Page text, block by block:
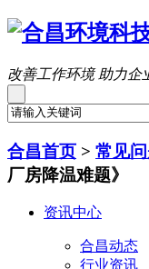
改善工作环境 助力企
合昌首页 > 常见
厂房降温难题》
资讯中心
合昌动态
行业资讯